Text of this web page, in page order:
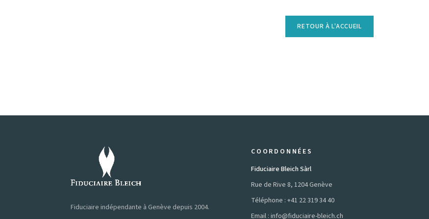
RETOUR À L'ACCUEIL
Fiduciaire indépendante à Genève depuis 2004.
COORDONNÉES
Fiduciaire Bleich Sàrl
Rue de Rive 8, 1204 Genève
Téléphone : +41 22 319 34 40
Email : info@fiduciaire-bleich.ch